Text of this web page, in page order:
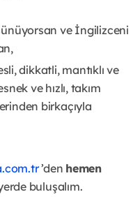
ve İngilizceni
dikkatli, mantıklı ve
ve hızlı, takım
birkaçıyla
’den hemen
buluşalım.